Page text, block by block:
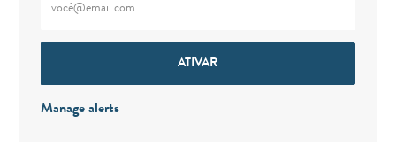
ATIVAR
Manage alerts